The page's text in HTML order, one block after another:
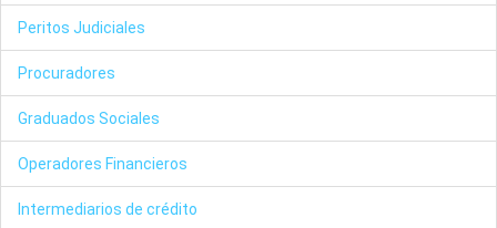
Peritos Judiciales
Procuradores
Graduados Sociales
Operadores Financieros
Intermediarios de crédito